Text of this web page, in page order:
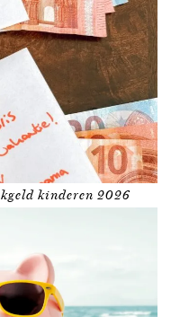
kinderen 2026